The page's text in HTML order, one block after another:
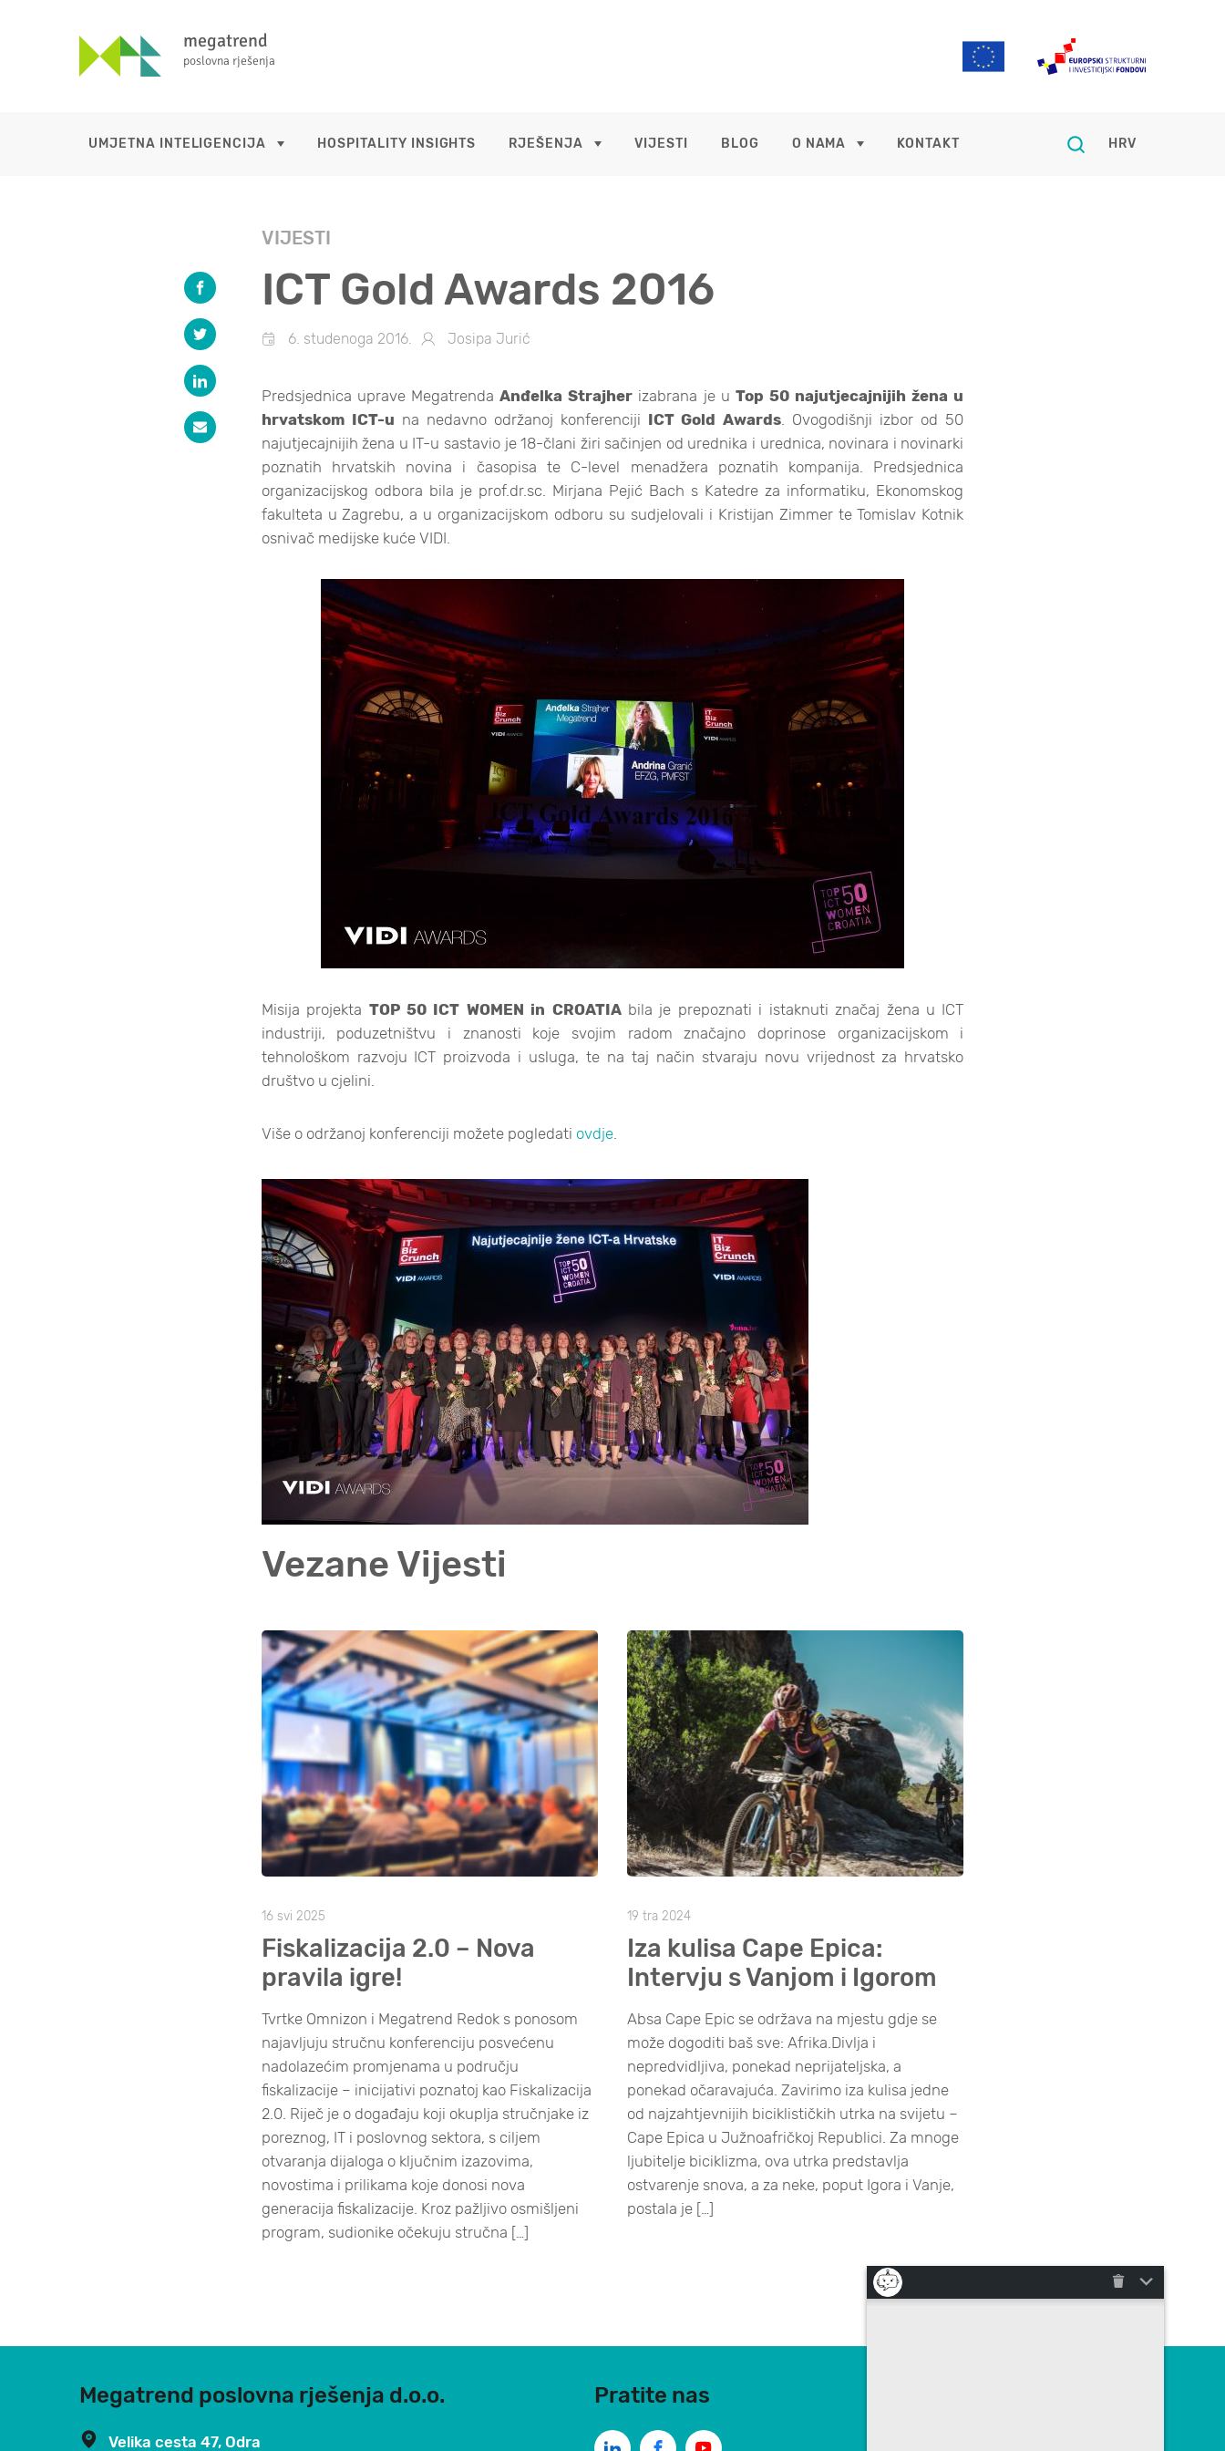
megatrend
poslovna rješenja
UMJETNA INTELIGENCIJA HOSPITALITY INSIGHTS RJEŠENJA VIJESTI BLOG O NAMA KONTAKT HRV
VIJESTI
ICT Gold Awards 2016
6. studenoga 2016. Josipa Jurić
Predsjednica uprave MegatrendaAnđelka Strajher izabrana je u Top 50 najutjecajnijih žena u
hrvatskom ICT-u na nedavno održanoj konferenciji ICT Gold Awards. Ovogodišnji izbor od 50
najutjecajnijih žena u IT-u sastavio je 18-člani žiri sačinjen od urednika i urednica, novinara i novinarki
poznatih hrvatskih novina i časopisa te C-level menadžera poznatih kompanija. Predsjednica
organizacijskog odbora bila je prof.dr.sc. Mirjana Pejić Bach s Katedre za informatiku, Ekonomskog
fakulteta u Zagrebu, a u organizacijskom odboru su sudjelovali i Kristijan Zimmer te Tomislav Kotnik
osnivač medijske kuće VIDI.
Misija projekta TOP 50 ICT WOMEN in CROATIAbila je prepoznati i istaknuti značaj žena u ICT
industriji, poduzetništvu i znanosti koje svojim radom značajno doprinose organizacijskom i
tehnološkom razvoju ICT proizvoda i usluga, te na taj način stvaraju novu vrijednost za hrvatsko
društvo u cjelini.
Više o održanoj konferenciji možete pogledati ovdje.
Vezane Vijesti
16 svi 2025
Fiskalizacija 2.0 – Nova
pravila igre!
Tvrtke Omnizon i Megatrend Redok s ponosom
najavljuju stručnu konferenciju posvećenu
nadolazećim promjenama u području
fiskalizacije – inicijativi poznatoj kao Fiskalizacija
2.0. Riječ je o događaju koji okuplja stručnjake iz
poreznog, IT i poslovnog sektora, s ciljem
otvaranja dijaloga o ključnim izazovima,
novostima i prilikama koje donosi nova
generacija fiskalizacije. Kroz pažljivo osmišljeni
program, sudionike očekuju stručna […]
19 tra 2024
Iza kulisa Cape Epica:
Intervju s Vanjom i Igorom
Absa Cape Epic se održava na mjestu gdje se
može dogoditi baš sve: Afrika.Divlja i
nepredvidljiva, ponekad neprijateljska, a
ponekad očaravajuća. Zavirimo iza kulisa jedne
od najzahtjevnijih biciklističkih utrka na svijetu –
Cape Epica u Južnoafričkoj Republici. Za mnoge
ljubitelje biciklizma, ova utrka predstavlja
ostvarenje snova, a za neke, poput Igora i Vanje,
postala je […]
Megatrend poslovna rješenja d.o.o.
Velika cesta 47, Odra
Pratite nas